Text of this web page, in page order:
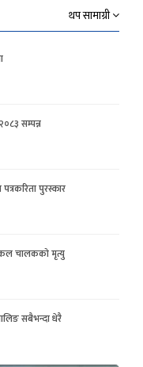
थप सामाग्री
सम्पन्न
पुरस्कार
चालकको मृत्यु
सबैभन्दा धेरै